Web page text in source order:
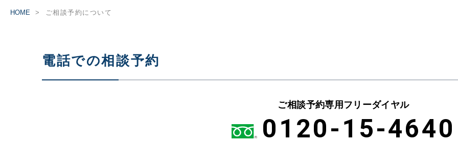
HOME ご相談予約について
電話での相談予約
ご相談予約専用フリーダイヤル
0120-15-4640